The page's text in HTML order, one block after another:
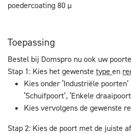
poedercoating 80 µ
Toepassing
Bestel bij Domspro nu ook uw
Stap 1: Kies het gewenste type en
Kies onder ‘Industriële
‘Schuifpoort’, ‘Enkele
Kies vervolgens de gewenste
Stap 2: Kies de poort met de juiste